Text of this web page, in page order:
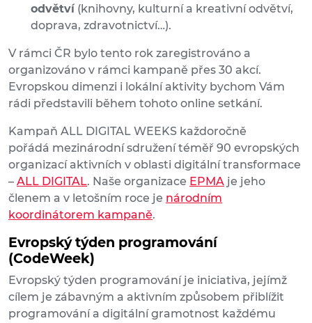
odvětví (knihovny, kulturní a kreativní odvětví,
doprava, zdravotnictví…).
V rámci ČR bylo tento rok zaregistrováno a
organizováno v rámci kampaně přes 30 akcí.
Evropskou dimenzi i lokální aktivity bychom Vám
rádi představili během tohoto online setkání.
Kampaň ALL DIGITAL WEEKS každoročně
pořádá mezinárodní sdružení téměř 90 evropských
organizací aktivních v oblasti digitální transformace
– ALL DIGITAL. Naše organizace EPMA je jeho
členem a v letošním roce je národním
koordinátorem kampaně.
Evropský týden programování
(CodeWeek)
Evropský týden programování je iniciativa, jejímž
cílem je zábavným a aktivním způsobem přiblížit
programování a digitální gramotnost každému